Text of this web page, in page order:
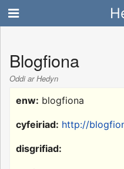
Blogfiona
Oddi ar Hedyn
enw: blogfiona
cyfeiriad: http://
disgrifiad: